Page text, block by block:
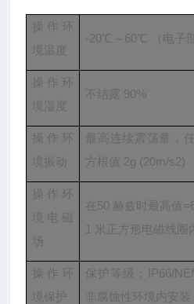
操作环
境温度
-20℃～60℃ （电子部
操作环
境湿度
不结露 90%
操作环
境振动
最高连续震荡量，
方根值 2g (20m/s2)
操作环
境电磁
场
在50 赫兹时最高值
1 米正方形电磁线圈
操作环
境保护
保护等级：IP66/
非腐蚀性环境内安装